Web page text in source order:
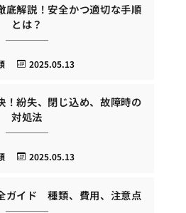
底解説！安全かつ適切な手順
とは？
2025.05.13
！紛失、閉じ込め、故障時の
対処法
2025.05.13
ガイド 種類、費用、注意点